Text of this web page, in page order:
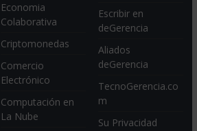
Economia
Colaborativa
Criptomonedas
Comercio
Electrónico
Computación en
La Nube
Escribir en
deGerencia
Aliados
deGerencia
TecnoGerencia.co
m
Su Privacidad